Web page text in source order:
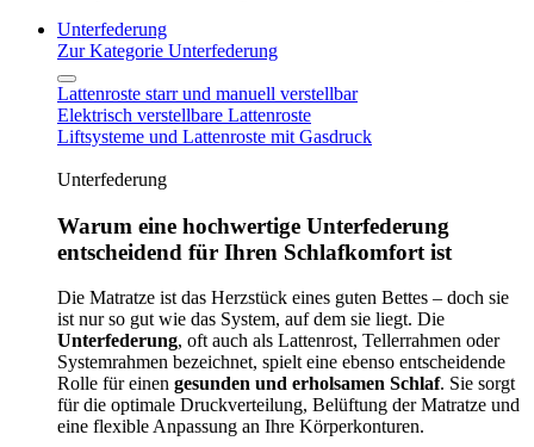
Unterfederung
Zur Kategorie Unterfederung
Lattenroste starr und manuell verstellbar
Elektrisch verstellbare Lattenroste
Liftsysteme und Lattenroste mit Gasdruck
Unterfederung
Warum eine hochwertige Unterfederung
entscheidend für Ihren Schlafkomfort ist
Die Matratze ist das Herzstück eines guten Bettes – doch sie
ist nur so gut wie das System, auf dem sie liegt. Die
Unterfederung, oft auch als Lattenrost, Tellerrahmen oder
Systemrahmen bezeichnet, spielt eine ebenso entscheidende
Rolle für einen gesunden und erholsamen Schlaf. Sie sorgt
für die optimale Druckverteilung, Belüftung der Matratze und
eine flexible Anpassung an Ihre Körperkonturen.